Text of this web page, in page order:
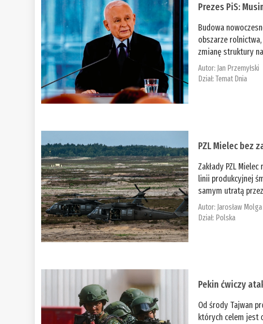
Prezes PiS:
Budowa
obszarze
zmianę struktury
Autor: Jan Przemyłski
Dział:Temat Dnia
PZL Mielec bez
Zakłady PZL
linii produkcyjnej
samym utratą
Autor: Jarosław Molga
Dział: Polska
Pekin ćwiczy
Od środy Tajwan
których celem jest